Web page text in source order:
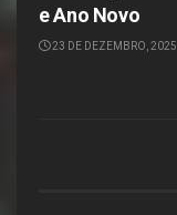
e Ano Novo
23 DE DEZEMBRO, 2025